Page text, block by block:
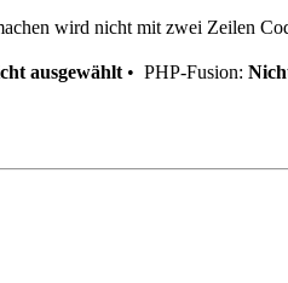
wird nicht mit zwei Zeilen
ausgewählt • PHP-Fusion: